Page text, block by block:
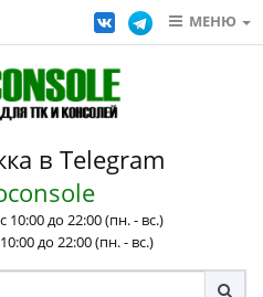
МЕНЮ
в Telegram
10:00 до 22:00 (пн. - вс.)
до 22:00 (пн. - вс.)